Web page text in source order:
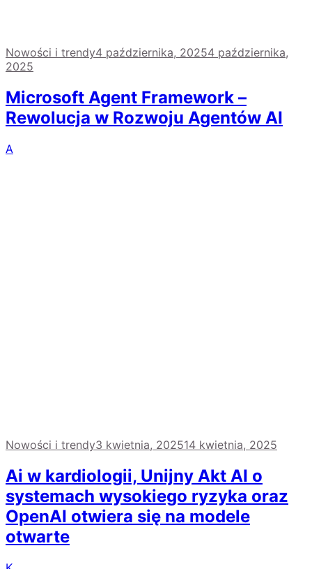
Nowości i trendy4 października, 20254 października,
2025
Microsoft Agent Framework –
Rewolucja w Rozwoju Agentów AI
A
Nowości i trendy3 kwietnia, 202514 kwietnia, 2025
Ai w kardiologii, Unijny Akt AI o
systemach wysokiego ryzyka oraz
OpenAI otwiera się na modele
otwarte